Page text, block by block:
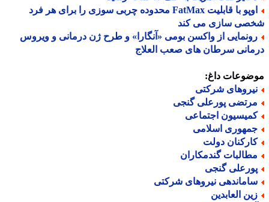
اوپو با قابلیت FatMax محدوده چربی سوزی را برای هر فرد
سازی می کند
از واکسن بومی «آنگارا» و طرح ژن درمانی و ویروس
سرطان های صعب العلاج
داغ:
شرکتی
پورعلی گنجی
اجتماعی
اسلامی
دولت
گندمکاران
گنجی
نیروهای شرکتی
العابدین